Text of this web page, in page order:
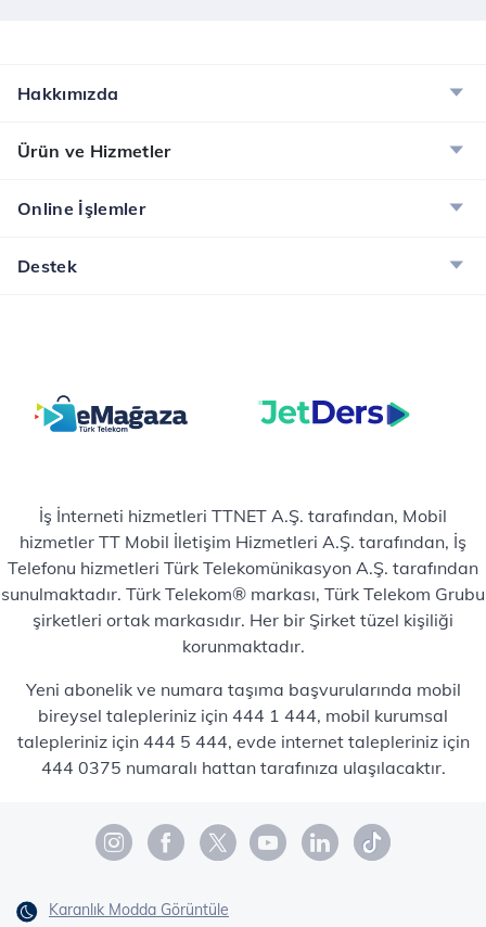
Hakkımızda
Ürün ve Hizmetler
Online İşlemler
Destek
İş İnterneti hizmetleri TTNET A.Ş. tarafından, Mobil
hizmetler TT Mobil İletişim Hizmetleri A.Ş. tarafından, İş
Telefonu hizmetleri Türk Telekomünikasyon A.Ş. tarafından
sunulmaktadır. Türk Telekom® markası, Türk Telekom Grubu
şirketleri ortak markasıdır. Her bir Şirket tüzel kişiliği
korunmaktadır.
Yeni abonelik ve numara taşıma başvurularında mobil
bireysel talepleriniz için 444 1 444, mobil kurumsal
talepleriniz için 444 5 444, evde internet talepleriniz için
444 0375 numaralı hattan tarafınıza ulaşılacaktır.
Karanlık Modda Görüntüle